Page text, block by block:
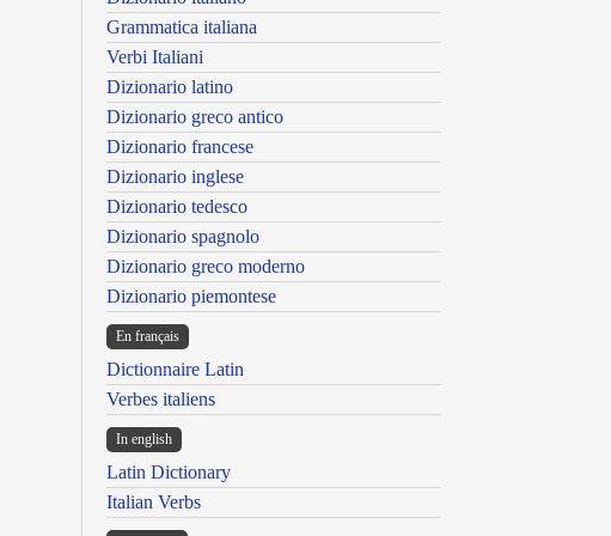
Grammatica italiana
Verbi Italiani
Dizionario latino
Dizionario greco antico
Dizionario francese
Dizionario inglese
Dizionario tedesco
Dizionario spagnolo
Dizionario greco moderno
Dizionario piemontese
En français
Dictionnaire Latin
Verbes italiens
In english
Latin Dictionary
Italian Verbs